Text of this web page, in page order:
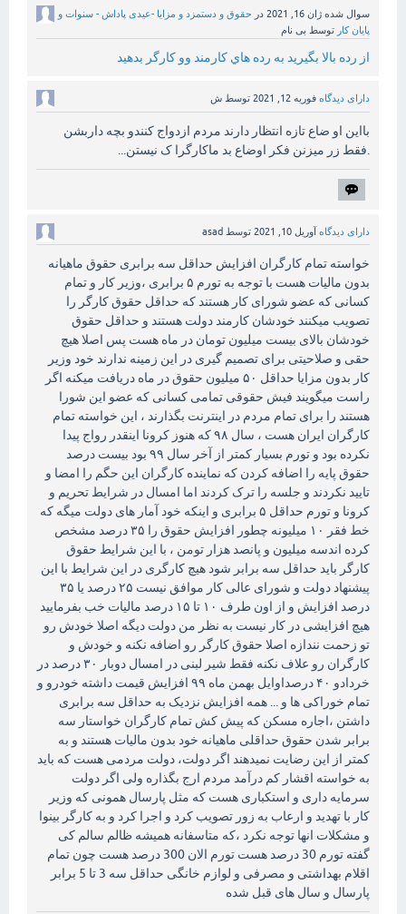
سوال شده ژان 16, 2021 در حقوق و دستمزد و مزایا -عیدی پاداش - سنوات و
پایان کار توسط بی نام
از رده بالا بگيريد به رده هاي كارمند وو كارگر بدهيد
دارای دیدگاه فوریه 12, 2021 توسط ش
بااین او ضاع تازه انتظار دارند مردم ازدواج کنندو بچه داربشن
.فقط زر میزنن فکر اوضاع بد ماکارگرا ک نیستن...
دارای دیدگاه آوریل 10, 2021 توسط asad
خواسته تمام کارگران افزایش حداقل سه برابری حقوق ماهیانه
بدون مالیات هست با توجه به تورم ۵ برابری ،وزیر کار و تمام
کسانی که عضو شورای کار هستند که حداقل حقوق کارگر را
تصویب میکنند خودشان کارمند دولت هستند و حداقل حقوق
خودشان بالای بیست میلیون تومان در ماه هست پس اصلا هیچ
حقی و صلاحیتی برای تصمیم گیری در این زمینه ندارند خود وزیر
کار بدون مزایا حداقل ۵۰ میلیون حقوق در ماه دریافت میکنه اگر
راست میگویند فیش حقوقی تمامی کسانی که عضو این شورا
هستند را برای تمام مردم در اینترنت بگذارند ، این خواسته تمام
کارگران ایران هست ، سال ۹۸ که هنوز کرونا اینقدر رواج پیدا
نکرده بود و تورم بسیار کمتر از آخر سال ۹۹ بود بیست درصد
حقوق پایه را اضافه کردن که نماینده کارگران این حگم را امضا و
تایید نکردند و جلسه را ترک کردند اما امسال در شرایط تحریم و
کرونا و تورم حداقل ۵ برابری و اینکه خود آمار های دولت میگه که
خط فقر ۱۰ میلیونه چطور افزایش حقوق را ۳۵ درصد مشخص
کرده اندسه میلیون و پانصد هزار تومن ، با این شرایط حقوق
کارگر باید حداقل سه برابر شود هیچ کارگری در این شرایط با این
پیشنهاد دولت و شورای عالی کار موافق نیست ۲۵ درصد یا ۳۵
درصد افزایش و از اون طرف ۱۰ تا ۱۵ درصد مالیات خب بفرمایید
هیچ افزایشی در کار نیست به نظر من دولت دیگه اصلا خودش رو
تو زحمت نندازه اصلا حقوق کارگر رو اضافه نکنه و خودش و
کارگران رو علاف نکنه فقط شیر لبنی در امسال دوبار ۳۰ درصد در
خردادو ۴۰ درصداوایل بهمن ماه ۹۹ افزایش قیمت داشته خودرو و
تمام خوراکی ها و ...‌ همه افزایش نزدیک به حداقل سه برابری
داشتن ،اجاره مسکن که پیش کش تمام کارگران خواستار سه
برابر شدن حقوق حداقلی ماهیانه خود بدون مالیات هستند و به
کمتر از این رضایت نمیدهند اگر دولت، دولت مردمی هست که باید
به خواسته اقشار کم درآمد مردم ارج بگذاره ولی اگر دولت
سرمایه داری و استکباری هست که مثل پارسال همونی که وزیر
کار با تهدید و ارعاب به زور تصویب کرد و اجرا کرد و به کارگر بینوا
و مشکلات انها توجه نکرد ،که متاسفانه همیشه ظالم سالم کی
گفته تورم 30 درصد هست تورم الان 300 درصد هست چون تمام
اقلام بهداشتی و مصرفی و لوازم خانگی حداقل سه 3 تا 5 برابر
پارسال و سال های قبل شده